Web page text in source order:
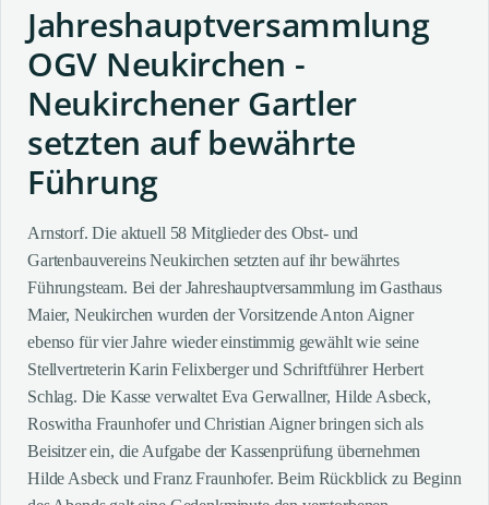
Jahreshauptversammlung
OGV Neukirchen -
Neukirchener Gartler
setzten auf bewährte
Führung
Arnstorf. Die aktuell 58 Mitglieder des Obst- und
Gartenbauvereins Neukirchen setzten auf ihr bewährtes
Führungsteam. Bei der Jahreshauptversammlung im Gasthaus
Maier, Neukirchen wurden der Vorsitzende Anton Aigner
ebenso für vier Jahre wieder einstimmig gewählt wie seine
Stellvertreterin Karin Felixberger und Schriftführer Herbert
Schlag. Die Kasse verwaltet Eva Gerwallner, Hilde Asbeck,
Roswitha Fraunhofer und Christian Aigner bringen sich als
Beisitzer ein, die Aufgabe der Kassenprüfung übernehmen
Hilde Asbeck und Franz Fraunhofer. Beim Rückblick zu Beginn